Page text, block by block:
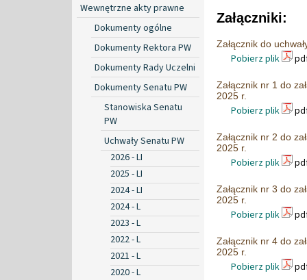
Wewnętrzne akty prawne
Dokumenty ogólne
Dokumenty Rektora PW
Dokumenty Rady Uczelni
Dokumenty Senatu PW
Stanowiska Senatu
PW
Uchwały Senatu PW
2026 - LI
2025 - LI
2024 - LI
2024 - L
2023 - L
2022 - L
2021 - L
2020 - L
Załączniki:
Załącznik do
Pobierz plik
Załącznik nr 1 do
2025 r.
Pobierz plik
Załącznik nr 2 do
2025 r.
Pobierz plik
Załącznik nr 3 do
2025 r.
Pobierz plik
Załącznik nr 4 do
2025 r.
Pobierz plik